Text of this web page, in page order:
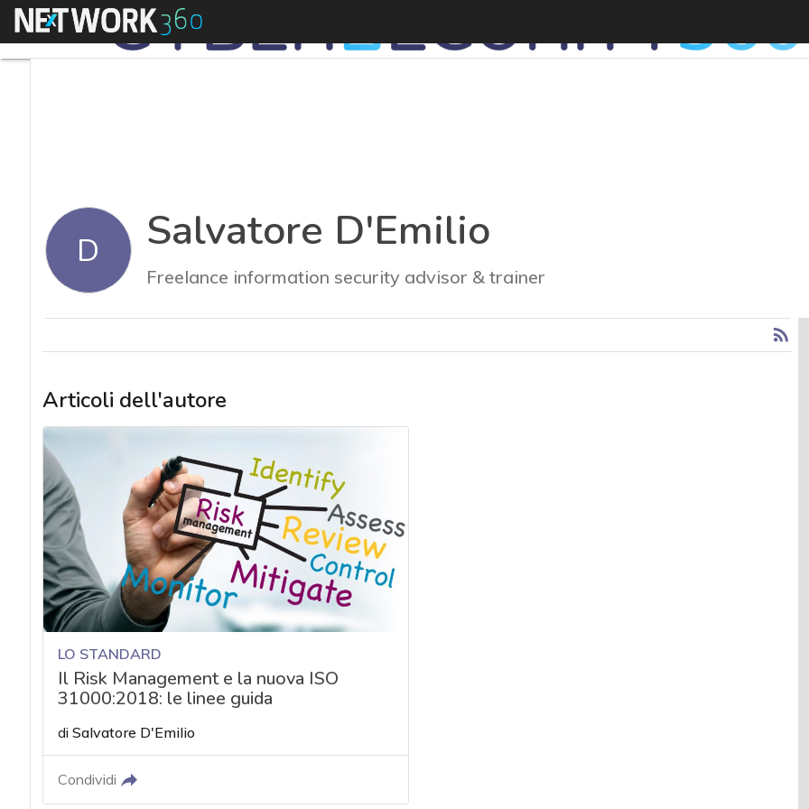
Menu
D Salvatore D'Emilio
Freelance information security advisor & trainer
Articoli dell'autore
LO STANDARD
Il Risk Management e la nuova ISO
31000:2018: le linee guida
di Salvatore D'Emilio
Condividi